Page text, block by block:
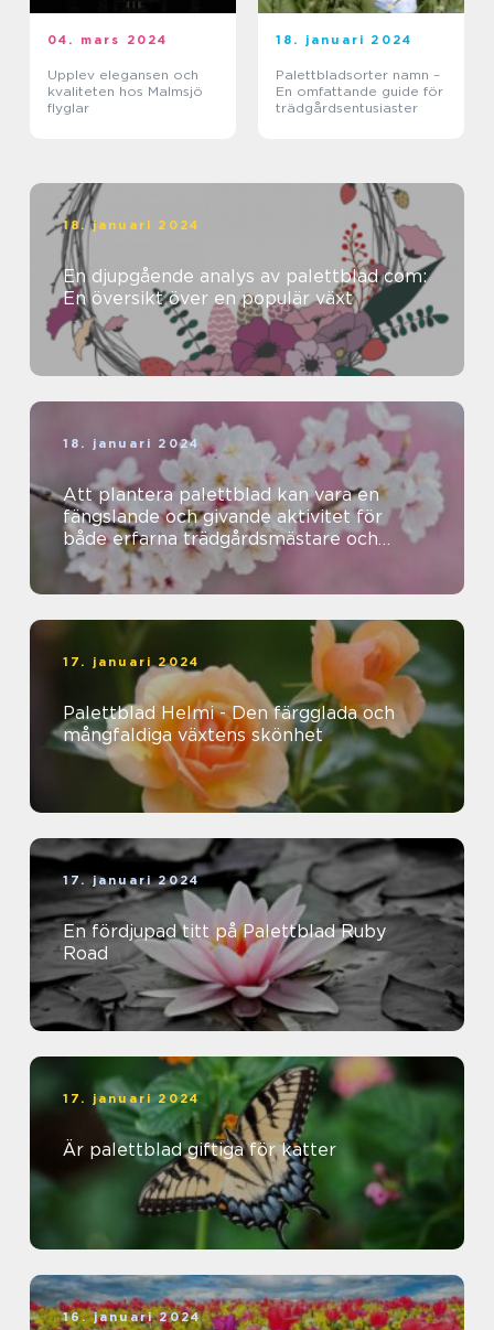
04. mars 2024
Upplev elegansen och
kvaliteten hos Malmsjö
flyglar
18. januari 2024
Palettbladsorter namn –
En omfattande guide för
trädgårdsentusiaster
18. januari 2024
En djupgående analys av palettblad com:
En översikt över en populär växt
18. januari 2024
Att plantera palettblad kan vara en
fängslande och givande aktivitet för
både erfarna trädgårdsmästare och
nybörjare
17. januari 2024
Palettblad Helmi - Den färgglada och
mångfaldiga växtens skönhet
17. januari 2024
En fördjupad titt på Palettblad Ruby
Road
17. januari 2024
Är palettblad giftiga för katter
16. januari 2024